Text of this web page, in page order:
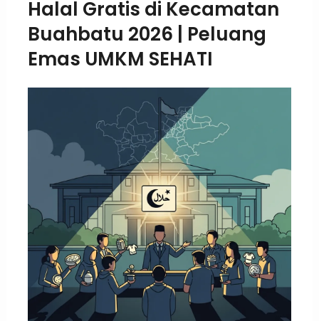
Halal Gratis di Kecamatan
Buahbatu 2026 | Peluang
Emas UMKM SEHATI